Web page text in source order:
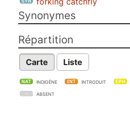
Synonymes
Répartition
Carte Liste
INDIGÈNE INTRODUIT
ABSENT